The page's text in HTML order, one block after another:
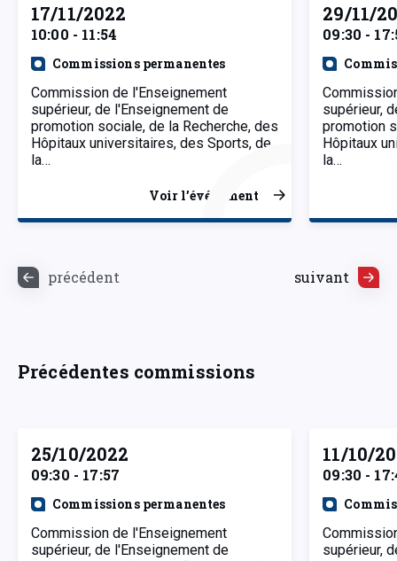
17/11/2022
10:00 - 11:54
Commissions permanentes
Commission de l'Enseignement
supérieur, de l'Enseignement de
promotion sociale, de la Recherche, des
Hôpitaux universitaires, des Sports, de
la…
Voir l’événement
29/11/
09:30 -
supérieur,
promotion
Hôpitaux
la…
précédent suivant
Précédentes commissions
25/10/2022
09:30 - 17:57
Commissions permanentes
Commission de l'Enseignement
supérieur, de l'Enseignement de
11/10/
09:30 -
supérieur,